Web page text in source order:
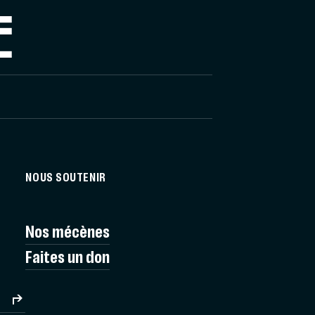
NOUS SOUTENIR
Nos mécènes
Faites un don